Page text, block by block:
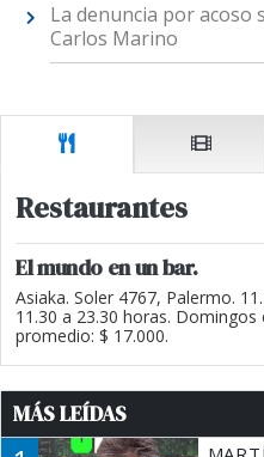
La denuncia por acoso
Carlos Marino
Restaurantes
El mundo en un bar.
Asiaka. Soler 4767, Palermo.
11.30 a 23.30 horas.
promedio: $ 17.000.
MÁS LEÍDAS